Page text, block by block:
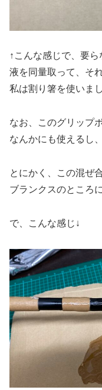
↑こんな感じで、要
液を同量取って、そ
私は割り箸を使いま
なお、このグリップ
なんかにも使えるし
とにかく、この混ぜ
ブランクスのところ
で、こんな感じ↓